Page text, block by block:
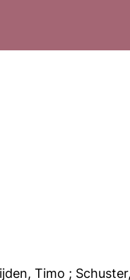
Timo ;